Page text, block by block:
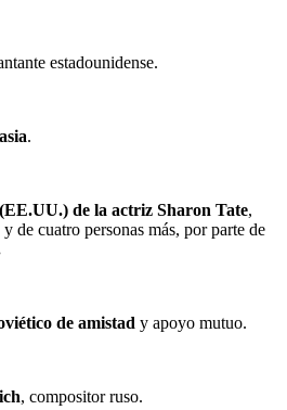
estadounidense.
.
de la actriz Sharon Tate,
de cuatro personas más, por parte de
de amistad y apoyo mutuo.
, compositor ruso.